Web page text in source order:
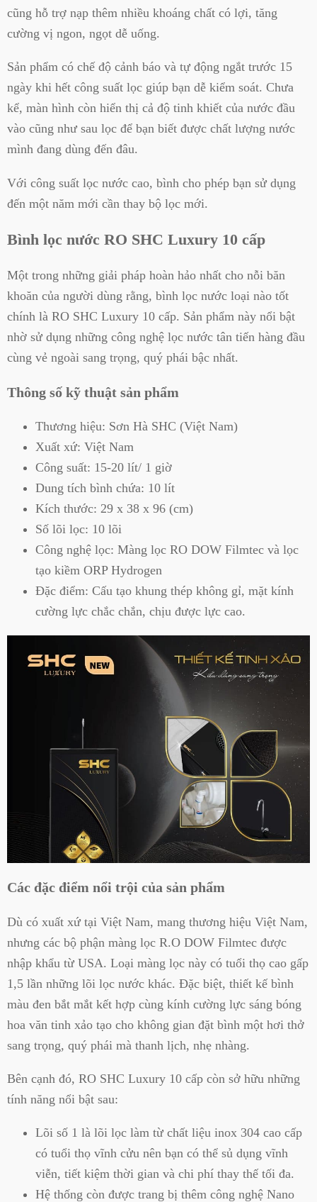
cũng hỗ trợ nạp thêm nhiều khoáng chất có lợi, tăng
cường vị ngon, ngọt dễ uống.
Sản phẩm có chế độ cảnh báo và tự động ngắt trước 15
ngày khi hết công suất lọc giúp bạn dễ kiểm soát. Chưa
kể, màn hình còn hiển thị cả độ tinh khiết của nước đầu
vào cũng như sau lọc để bạn biết được chất lượng nước
mình đang dùng đến đâu.
Với công suất lọc nước cao, bình cho phép bạn sử dụng
đến một năm mới cần thay bộ lọc mới.
Bình lọc nước RO SHC Luxury 10 cấp
Một trong những giải pháp hoàn hảo nhất cho nỗi băn
khoăn của người dùng rằng, bình lọc nước loại nào tốt
chính là RO SHC Luxury 10 cấp. Sản phẩm này nổi bật
nhờ sử dụng những công nghệ lọc nước tân tiến hàng đầu
cùng vẻ ngoài sang trọng, quý phái bậc nhất.
Thông số kỹ thuật sản phẩm
Thương hiệu: Sơn Hà SHC (Việt Nam)
Xuất xứ: Việt Nam
Công suất: 15-20 lít/ 1 giờ
Dung tích bình chứa: 10 lít
Kích thước: 29 x 38 x 96 (cm)
Số lõi lọc: 10 lõi
Công nghệ lọc: Màng lọc RO DOW Filmtec và lọc
tạo kiềm ORP Hydrogen
Đặc điểm: Cấu tạo khung thép không gỉ, mặt kính
cường lực chắc chắn, chịu được lực cao.
Các đặc điểm nổi trội của sản phẩm
Dù có xuất xứ tại Việt Nam, mang thương hiệu Việt Nam,
nhưng các bộ phận màng lọc R.O DOW Filmtec được
nhập khẩu từ USA. Loại màng lọc này có tuổi thọ cao gấp
1,5 lần những lõi lọc nước khác. Đặc biệt, thiết kế bình
màu đen bắt mắt kết hợp cùng kính cường lực sáng bóng
hoa văn tinh xảo tạo cho không gian đặt bình một hơi thở
sang trọng, quý phái mà thanh lịch, nhẹ nhàng.
Bên cạnh đó, RO SHC Luxury 10 cấp còn sở hữu những
tính năng nổi bật sau:
Lõi số 1 là lõi lọc làm từ chất liệu inox 304 cao cấp
có tuổi thọ vĩnh cửu nên bạn có thể sủ dụng vĩnh
viễn, tiết kiệm thời gian và chi phí thay thế tối đa.
Hệ thống còn được trang bị thêm công nghệ Nano